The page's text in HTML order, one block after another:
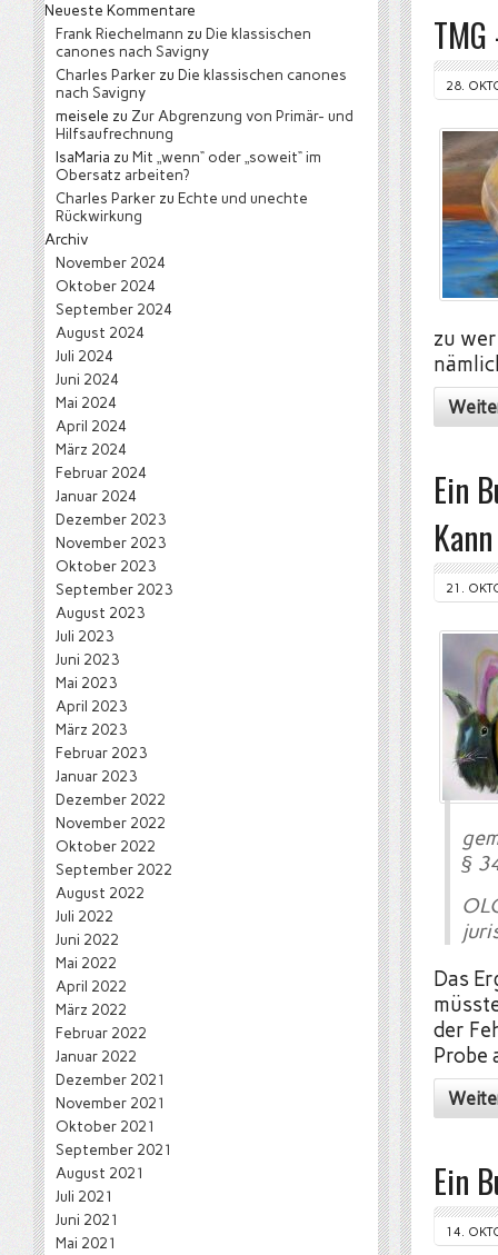
28.
zu
Ein
21.
§
Das
der
Probe
Ein
14.
Neueste Kommentare
Frank Riechelmann zu Die klassischen
canones nach Savigny
Charles Parker zu Die klassischen canones
nach Savigny
meisele zu Zur Abgrenzung von Primär- und
Hilfsaufrechnung
IsaMaria zu Mit „wenn“ oder „soweit“ im
Obersatz arbeiten?
Charles Parker zu Echte und unechte
Rückwirkung
Archiv
November 2024
Oktober 2024
September 2024
August 2024
Juli 2024
Juni 2024
Mai 2024
April 2024
März 2024
Februar 2024
Januar 2024
Dezember 2023
November 2023
Oktober 2023
September 2023
August 2023
Juli 2023
Juni 2023
Mai 2023
April 2023
März 2023
Februar 2023
Januar 2023
Dezember 2022
November 2022
Oktober 2022
September 2022
August 2022
Juli 2022
Juni 2022
Mai 2022
April 2022
März 2022
Februar 2022
Januar 2022
Dezember 2021
November 2021
Oktober 2021
September 2021
August 2021
Juli 2021
Juni 2021
Mai 2021